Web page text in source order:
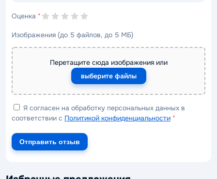
Оценка *
Изображения (до 5 файлов, до 5 МБ)
Перетащите сюда изображения или
выберите файлы
Я согласен на обработку персональных данных в
соответствии с Политикой конфиденциальности *
Отправить отзыв